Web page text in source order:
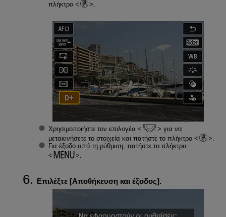
πλήκτρο
.
Χρησιμοποιήστε τον επιλογέα
για να
μετακινήσετε το στοιχεία και πατήστε το πλήκτρο
.
Για έξοδο από τη ρύθμιση, πατήστε το πλήκτρο
.
Επιλέξτε [Αποθήκευση και έξοδος].